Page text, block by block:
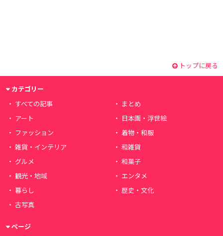
トップに戻る
カテゴリー
すべての記事
まとめ
アート
日本画・浮世絵
ファッション
着物・和服
雑貨・インテリア
和雑貨
グルメ
和菓子
観光・地域
エンタメ
暮らし
歴史・文化
古写真
ページ